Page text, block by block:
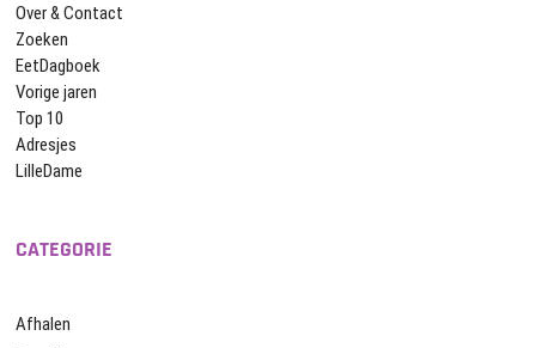
Over & Contact
Zoeken
EetDagboek
Vorige jaren
Top 10
Adresjes
LilleDame
CATEGORIE
Afhalen